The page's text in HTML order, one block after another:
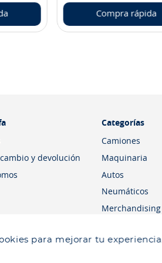
para mejorar tu experiencia.
Compra rápida
y devolución
Categorías
Camiones
Maquinaria
Autos
Neumáticos
Merchandising